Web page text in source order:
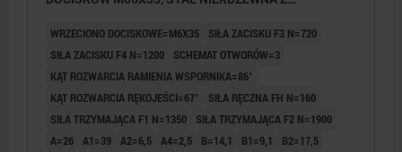
WRZECIONO DOCISKOWE=M6X35
SIŁA ZACISKU F3 N=720
SIŁA ZACISKU F4 N=1200
SCHEMAT OTWORÓW=3
KĄT ROZWARCIA RAMIENIA WSPORNIKA=86°
KĄT ROZWARCIA RĘKOJEŚCI=67°
SIŁA RĘCZNA FH N=160
SIŁA TRZYMAJĄCA F1 N=1350
SIŁA TRZYMAJĄCA F2 N=1900
A=26 A1=39 A2=6,5 A4=2,5 B=14,1 B1=9,1
B2=17,5